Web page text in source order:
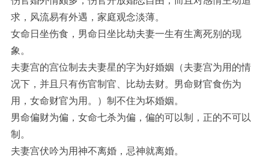
求，风流易有外遇，家庭观念淡薄。
女命日坐伤食，男命日坐比劫夫妻一生有生离死别的现
象。
夫妻宫的宫位制去夫妻星的字为好婚姻（夫妻宫为用的情
况下，并且只有伤官制官、比劫去财。男命财官食伤为
用，女命财官为用。）制不住为坏婚姻。
男命偏财为偏，女命七杀为偏，偏的可以制，正的不可以
制。
夫妻宫伏吟为用神不离婚，忌神就离婚。